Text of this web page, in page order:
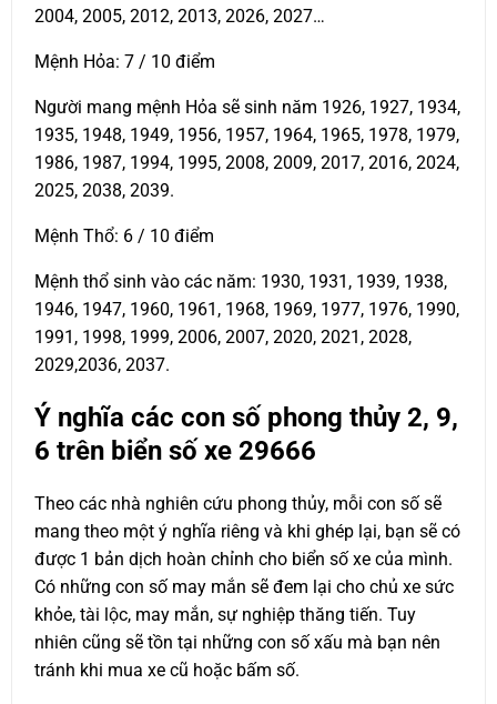
2004, 2005, 2012, 2013, 2026, 2027…
Mệnh Hỏa: 7 / 10 điểm
Người mang mệnh Hỏa sẽ sinh năm 1926, 1927, 1934,
1935, 1948, 1949, 1956, 1957, 1964, 1965, 1978, 1979,
1986, 1987, 1994, 1995, 2008, 2009, 2017, 2016, 2024,
2025, 2038, 2039.
Mệnh Thổ: 6 / 10 điểm
Mệnh thổ sinh vào các năm: 1930, 1931, 1939, 1938,
1946, 1947, 1960, 1961, 1968, 1969, 1977, 1976, 1990,
1991, 1998, 1999, 2006, 2007, 2020, 2021, 2028,
2029,2036, 2037.
Ý nghĩa các con số phong thủy 2, 9,
6 trên biển số xe 29666
Theo các nhà nghiên cứu phong thủy, mỗi con số sẽ
mang theo một ý nghĩa riêng và khi ghép lại, bạn sẽ có
được 1 bản dịch hoàn chỉnh cho biển số xe của mình.
Có những con số may mắn sẽ đem lại cho chủ xe sức
khỏe, tài lộc, may mắn, sự nghiệp thăng tiến. Tuy
nhiên cũng sẽ tồn tại những con số xấu mà bạn nên
tránh khi mua xe cũ hoặc bấm số.